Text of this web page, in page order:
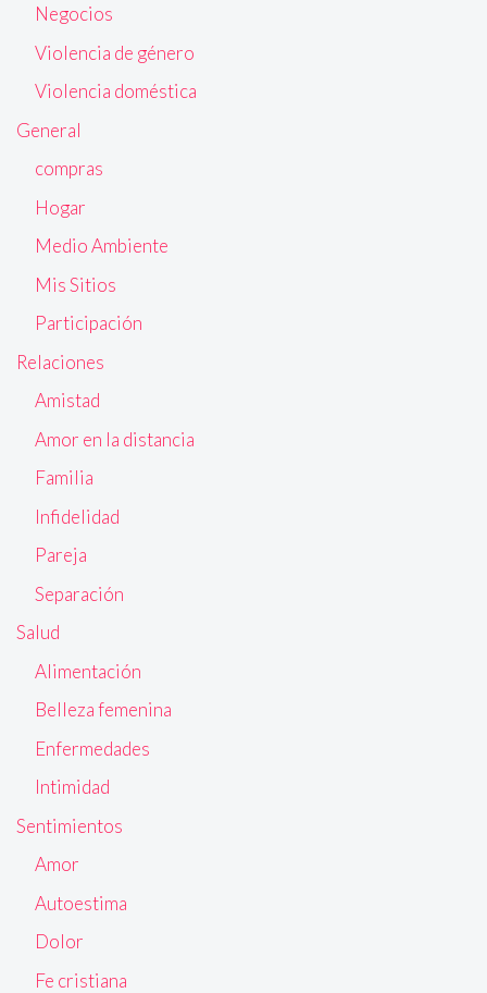
Negocios
Violencia de género
Violencia doméstica
General
compras
Hogar
Medio Ambiente
Mis Sitios
Participación
Relaciones
Amistad
Amor en la distancia
Familia
Infidelidad
Pareja
Separación
Salud
Alimentación
Belleza femenina
Enfermedades
Intimidad
Sentimientos
Amor
Autoestima
Dolor
Fe cristiana